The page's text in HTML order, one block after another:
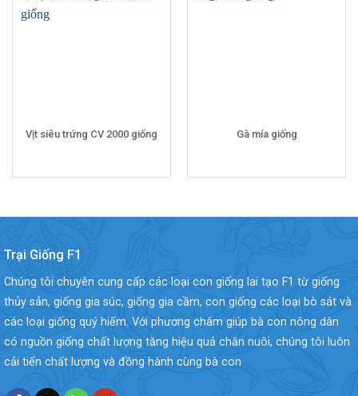
Vịt siêu trứng CV 2000 giống Gà mía giống
Trại Giống F1
Chúng tôi chuyên cung cấp các loại con giống lai tạo F1 từ giống
thủy sản, giống gia súc, giống gia cầm, con giống các loại bò sát và
các loại giống quý hiếm. Với phương châm giúp bà con nông dân
có nguồn giống chất lượng tăng hiệu quả chăn nuôi, chúng tôi luôn
cải tiến chất lượng và đồng hành cùng bà con